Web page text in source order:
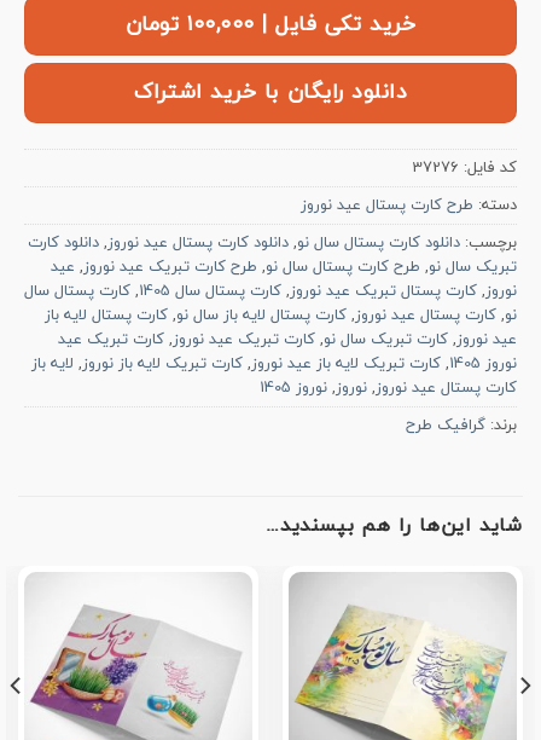
خرید تکی فایل | ۱۰۰,۰۰۰ تومان
دانلود رایگان با خرید اشتراک
کد فایل: 37276
دسته: طرح کارت پستال عید نوروز
برچسب: دانلود کارت پستال سال نو, دانلود کارت پستال عید نوروز, دانلود کارت
تبریک سال نو, طرح کارت پستال سال نو, طرح کارت تبریک عید نوروز, عید
نوروز, کارت پستال تبریک عید نوروز, کارت پستال سال 1405 , کارت پستال سال
نو, کارت پستال عید نوروز, کارت پستال لایه باز سال نو, کارت پستال لایه باز
عید نوروز, کارت تبریک سال نو, کارت تبریک عید نوروز, کارت تبریک عید
نوروز 1405
, کارت تبریک لایه باز عید نوروز, کارت تبریک لایه باز نوروز, لایه باز
کارت پستال عید نوروز, نوروز, نوروز 1405
برند: گرافیک طرح
شاید این‌ها را هم بپسندید…